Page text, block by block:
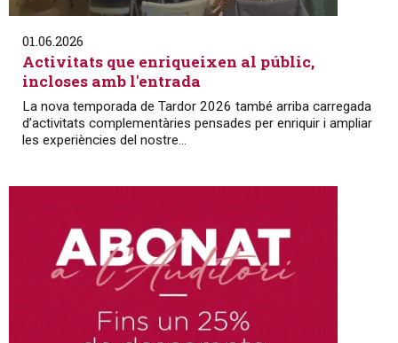
01.06.2026
Activitats que enriqueixen al públic,
incloses amb l'entrada
La nova temporada de Tardor 2026 també arriba carregada
d’activitats complementàries pensades per enriquir i ampliar
les experiències del nostre...